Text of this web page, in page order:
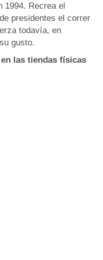
1994. Recrea el
presidentes el correr
todavía, en
gusto.
las tiendas físicas